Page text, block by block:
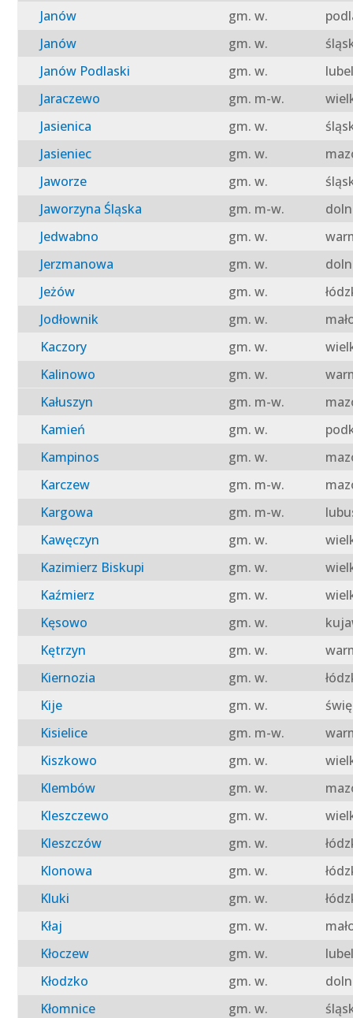
Janów gm. w.
Janów
gm. w.
Janów Podlaski
gm. w.
Jaraczewo
gm. m-w.
Jasienica
gm. w.
Jasieniec
gm. w.
Jaworze
gm. w.
Jaworzyna Śląska
gm. m-w.
Jedwabno
gm. w.
Jerzmanowa
gm. w.
Jeżów
gm. w.
Jodłownik
gm. w.
Kaczory
gm. w.
Kalinowo
gm. w.
Kałuszyn
gm. m-w.
Kamień
gm. w.
Kampinos
gm. w.
Karczew
gm. m-w.
Kargowa
gm. m-w.
Kawęczyn
gm. w.
Kazimierz Biskupi
gm. w.
Kaźmierz
gm. w.
Kęsowo
gm. w.
Kętrzyn
gm. w.
Kiernozia
gm. w.
Kije
gm. w.
Kisielice
gm. m-w.
Kiszkowo
gm. w.
Klembów
gm. w.
Kleszczewo
gm. w.
Kleszczów
gm. w.
Klonowa
gm. w.
Kluki
gm. w.
Kłaj
gm. w.
Kłoczew
gm. w.
Kłodzko
gm. w.
Kłomnice
gm. w.